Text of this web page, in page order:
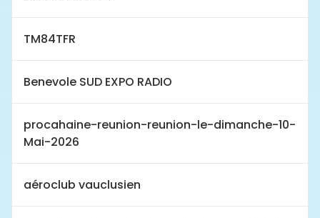
TM84TFR
Benevole SUD EXPO RADIO
procahaine-reunion-reunion-le-dimanche-10-
Mai-2026
aéroclub vauclusien